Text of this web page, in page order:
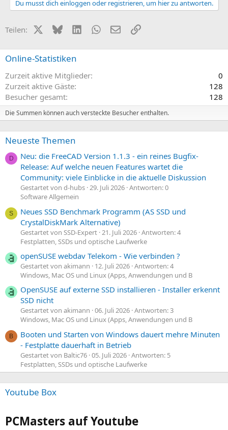
Du musst dich einloggen oder registrieren, um hier zu antworten.
Teilen: X (Twitter)
BlueskyLinkedInWhatsApp
E-MailLink
Online-Statistiken
Zurzeit aktive Mitglieder
0
Zurzeit aktive Gäste
128
Besucher gesamt
128
Die Summen können auch versteckte Besucher enthalten.
Neueste Themen
D
Neu: die FreeCAD Version 1.1.3 - ein reines Bugfix-
Release: Auf welche neuen Features wartet die
Community: viele Einblicke in die aktuelle Diskussion
Gestartet von d-hubs 29. Juli 2026 Antworten: 0
Software Allgemein
S
Neues SSD Benchmark Programm (AS SSD und
CrystalDiskMark Alternative)
Gestartet von SSD-Expert 21. Juli 2026 Antworten: 4
Festplatten, SSDs und optische Laufwerke
openSUSE webdav Telekom - Wie verbinden ?
Gestartet von akimann 12. Juli 2026 Antworten: 4
Windows, Mac OS und Linux (Apps, Anwendungen und B
OpenSUSE auf externe SSD installieren - Installer erkennt
SSD nicht
Gestartet von akimann 06. Juli 2026 Antworten: 3
Windows, Mac OS und Linux (Apps, Anwendungen und B
B
Booten und Starten von Windows dauert mehre Minuten
- Festplatte dauerhaft in Betrieb
Gestartet von Baltic76 05. Juli 2026 Antworten: 5
Festplatten, SSDs und optische Laufwerke
Youtube Box
PCMasters auf Youtube